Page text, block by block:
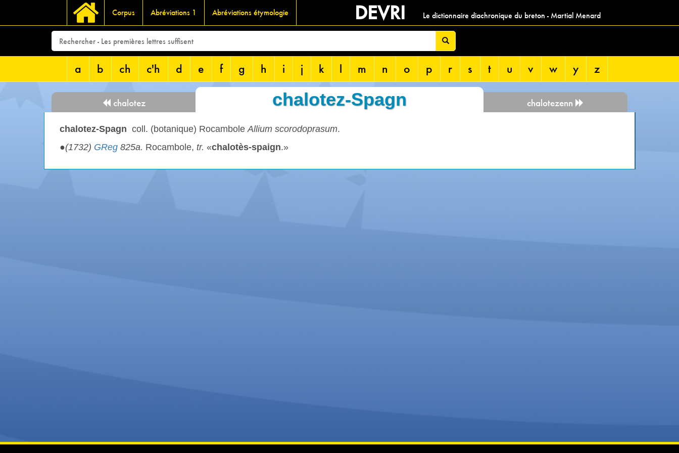
Corpus Abréviations 1 Abréviations étymologie DEVRI Le dictionnaire diachronique du breton - Martial Menard
a b ch c'h d e f g h i j k l m n o p r s t u v w y z
chalotez chalotez-Spagn chalotezenn
chalotez-Spagn coll. (botanique) RocamboleAllium scorodoprasum.
●(1732) GReg 825a. Rocambole, tr. «chalotès-spaign.»